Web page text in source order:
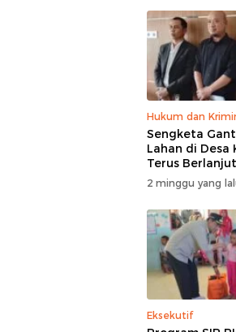
Hukum dan
Sengketa
Lahan di Desa
Terus
Hukum Ajukan
2 minggu yang
Eksekutif